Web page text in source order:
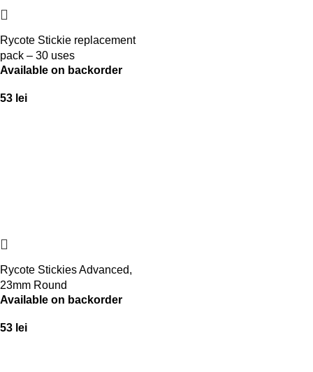
Rycote Stickie replacement
pack – 30 uses
Available on backorder
53 lei
Rycote Stickies Advanced,
23mm Round
Available on backorder
53 lei